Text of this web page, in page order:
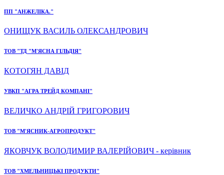
ПП "АНЖЕЛІКА."
ОНИЩУК ВАСИЛЬ ОЛЕКСАНДРОВИЧ
ТОВ "ТД "М'ЯСНА ГІЛЬДІЯ"
КОТОГЯН ДАВІД
УВКП "АГРА ТРЕЙД КОМПАНІ"
ВЕЛИЧКО АНДРІЙ ГРИГОРОВИЧ
ТОВ "М'ЯСНИК-АГРОПРОДУКТ"
ЯКОВЧУК ВОЛОДИМИР ВАЛЕРІЙОВИЧ - керівник
ТОВ "ХМЕЛЬНИЦЬКІ ПРОДУКТИ"